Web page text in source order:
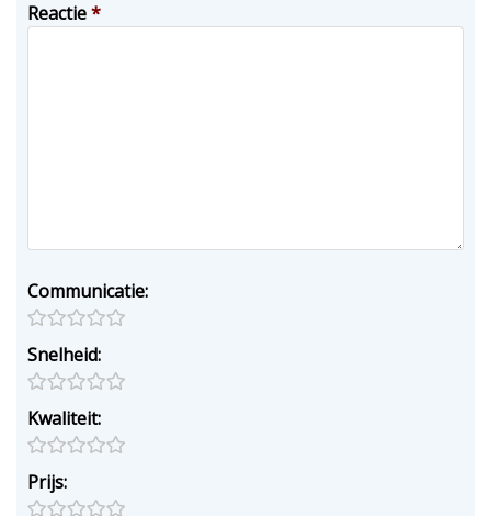
Reactie*
Communicatie:
Snelheid:
Kwaliteit:
Prijs: